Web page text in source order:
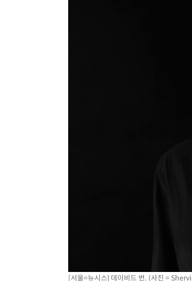
[서울=뉴시스] 데이비드 번. (사진 =